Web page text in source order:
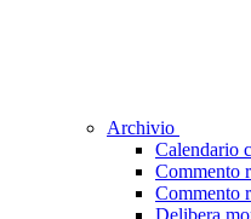
Archivio
Calendario
Commento
Commento